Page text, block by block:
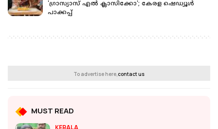
'ഗ്രാസ്യാസ് എൽ ക്ലാസിക്കോ'; കേരള ഷെഡ്യൂൾ
പാക്കപ്പ്
To advertise here,contact us
MUST READ